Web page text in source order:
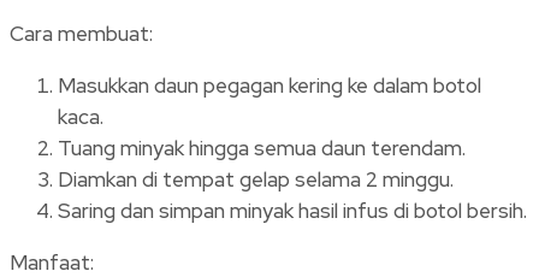
Cara membuat:
Masukkan daun pegagan kering ke dalam botol
kaca.
Tuang minyak hingga semua daun terendam.
Diamkan di tempat gelap selama 2 minggu.
Saring dan simpan minyak hasil infus di botol bersih.
Manfaat: